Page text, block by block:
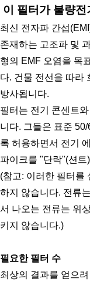
이 필터가 불량전
최신 전자파 간섭
존재하는 고조파 및
형의 EMF 오염을 목
다. 건물 전선을 따라
방사됩니다.
필터는 전기 콘센트
니다. 그들은 표준
록 허용하면서 전기
파이크를 "단락"(션트
(참고: 이러한 필터를
하지 않습니다. 전류
서 나오는 전류는 위
키지 않습니다.)
필요한 필터 수
최상의 결과를 얻으